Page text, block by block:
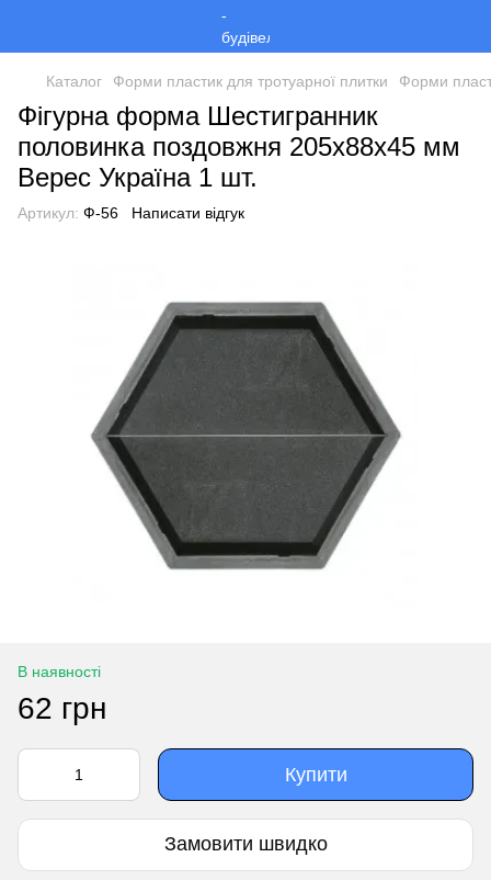
Каталог Форми пластик для тротуарної плитки Форми
Фігурна форма Шестигранник
половинка поздовжня 205х88х45 мм
Верес Україна 1 шт.
Артикул: Ф-56 Написати відгук
В наявності
62 грн
Купити
Замовити швидко